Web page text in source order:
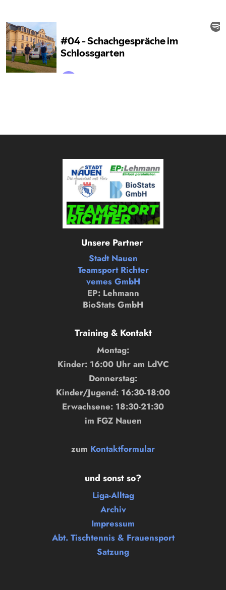
Unsere Partner
Stadt Nauen
Teamsport Richter
vemes GmbH
EP: Lehmann
BioStats GmbH
Training & Kontakt
Montag:
Kinder: 16:00 Uhr am LdVC
Donnerstag:
Kinder/Jugend: 16:30-18:00
Erwachsene: 18:30-21:30
im FGZ Nauen
zum Kontaktformular
und sonst so?
Liga-Alltag
Archiv
Impressum
Abt. Tischtennis & Frauensport
Satzung